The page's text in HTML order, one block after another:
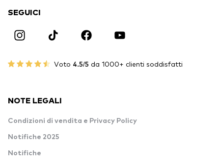
SEGUICI
Voto 4.5/5 da 1000+ clienti soddisfatti
NOTE LEGALI
Condizioni di vendita e Privacy Policy
Notifiche 2025
Notifiche